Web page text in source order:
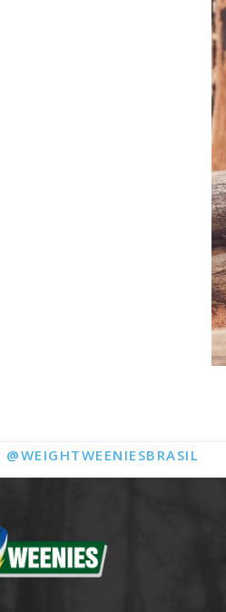
@WEIGHTWEENIESBRASIL